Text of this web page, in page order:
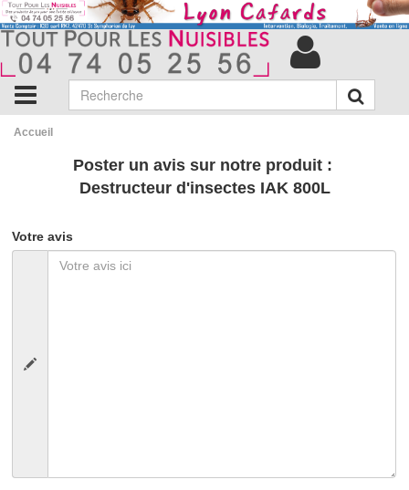
Accueil
Poster un avis sur notre produit :
Destructeur d'insectes IAK 800L
Votre avis